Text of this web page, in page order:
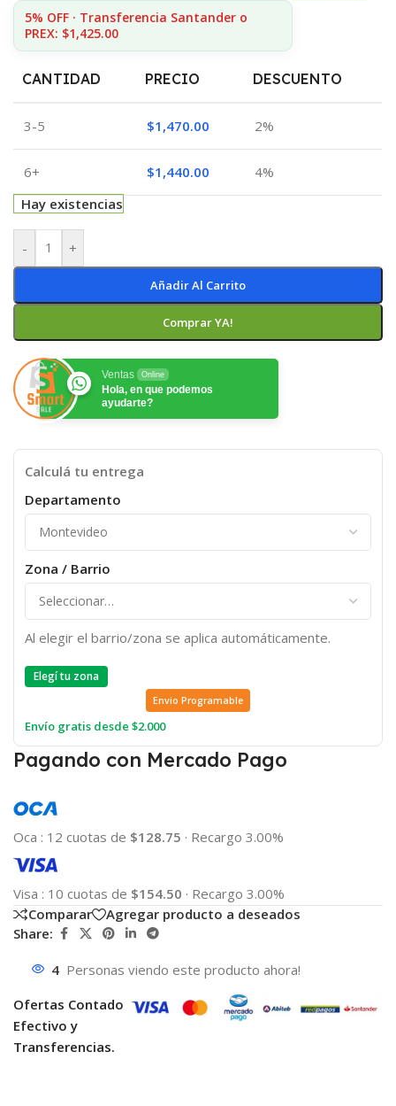
5% OFF · Transferencia Santander o
PREX: $1,425.00
CANTIDAD PRECIO DESCUENTO
3-5 $1,470.00 2%
6+ $1,440.00
4%
Hay existencias
- +
Añadir Al Carrito
Comprar YA!
Ventas Online
Hola, en que podemos
ayudarte?
Calculá tu entrega
Departamento
Zona / Barrio
Al elegir el barrio/zona se aplica automáticamente.
Elegí tu zona
Envio Programable
Envío gratis desde $2.000
Pagando con Mercado Pago
Oca : 12 cuotas de $128.75 · Recargo 3.00%
Visa : 10 cuotas de $154.50 · Recargo 3.00%
Comparar
Agregar producto a deseados
Share:
4 Personas viendo este producto ahora!
Ofertas Contado
Efectivo y
Transferencias.